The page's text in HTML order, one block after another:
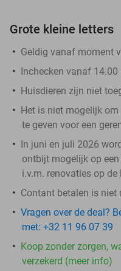
Grote kleine letters
Geldig vanaf moment
Inchecken vanaf
Huisdieren zijn niet
Het is niet mogelijk om
te geven voor een
In juni en juli 2026
ontbijt mogelijk op
i.v.m. renovaties op de
Contant betalen is niet
Vragen over de deal?
met: +32 11 96 07 39
Koop zonder zorgen,
verzekerd (meer info)